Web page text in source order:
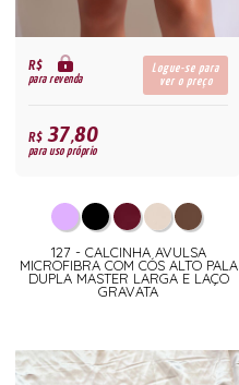
R$
para revenda
Logue-se para
ver o preço
R$37,80
para uso próprio
127 - CALCINHA AVULSA
MICROFIBRA COM CÓS ALTO PALA
DUPLA MASTER LARGA E LAÇO
GRAVATA